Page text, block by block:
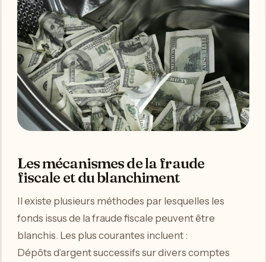
Les mécanismes de la fraude
fiscale et du blanchiment
Il existe plusieurs méthodes par lesquelles les
fonds issus de la fraude fiscale peuvent être
blanchis. Les plus courantes incluent :
Dépôts d’argent successifs sur divers comptes